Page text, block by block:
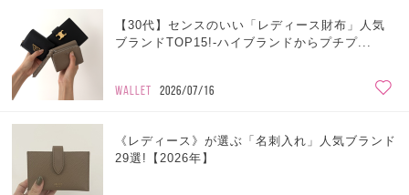
【30代】センスのいい「レディース財布」人気
ブランドTOP15!-ハイブランドからプチプ...
WALLET 2026/07/16
《レディース》が選ぶ「名刺入れ」人気ブランド
29選!【2026年】